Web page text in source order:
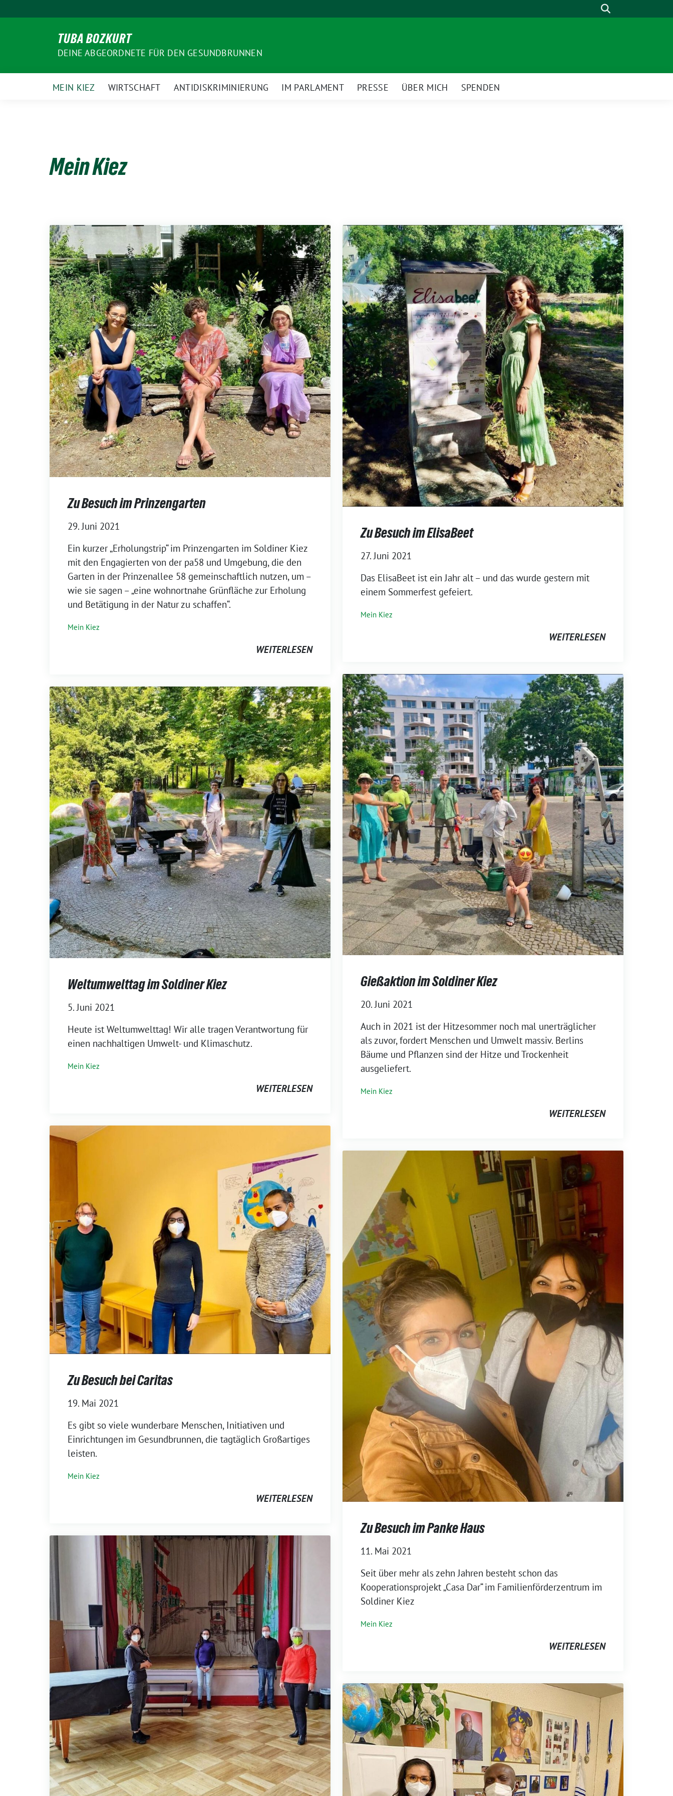
zum
Suche
TUBA BOZKURT
DEINE ABGEORDNETE FÜR DEN GESUNDBRUNNEN
MEIN KIEZ WIRTSCHAFT ANTIDISKRIMINIERUNG IM PARLAMENT PRESSE ÜBER MICH SPENDEN
Mein Kiez
Zu Besuch im Prinzengarten
29. Juni 2021
Ein kurzer „Erholungstrip“ im Prinzengarten im Soldiner Kiez
mit den Engagierten von der pa58 und Umgebung, die den
Garten in der Prinzenallee 58 gemeinschaftlich nutzen, um –
wie sie sagen – „eine wohnortnahe Grünfläche zur Erholung
und Betätigung in der Natur zu schaffen“.
Mein Kiez
WEITERLESEN
Zu Besuch im ElisaBeet
27. Juni 2021
⁨Das ElisaBeet ist ein Jahr alt – und das wurde gestern mit
einem Sommerfest gefeiert.
Mein Kiez
WEITERLESEN
Gießaktion im Soldiner Kiez
20. Juni 2021
⁨Auch in 2021 ist der Hitzesommer noch mal unerträglicher
als zuvor, fordert Menschen und Umwelt massiv. Berlins
Bäume und Pflanzen sind der Hitze und Trockenheit
ausgeliefert.
Mein Kiez
WEITERLESEN
Weltumwelttag im Soldiner Kiez
5. Juni 2021
Heute ist Weltumwelttag! Wir alle tragen Verantwortung für
einen nachhaltigen Umwelt- und Klimaschutz.
Mein Kiez
WEITERLESEN
Zu Besuch bei Caritas
19. Mai 2021
⁨Es gibt so viele wunderbare Menschen, Initiativen und
Einrichtungen im Gesundbrunnen, die tagtäglich Großartiges
leisten.
Mein Kiez
WEITERLESEN
Zu Besuch im Panke Haus
11. Mai 2021
⁨Seit über mehr als zehn Jahren besteht schon das
Kooperationsprojekt „Casa Dar“ im Familienförderzentrum im
Soldiner Kiez
Mein Kiez
WEITERLESEN